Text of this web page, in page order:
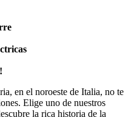
en el noroeste de Italia, no te
Elige uno de nuestros
la rica historia de la